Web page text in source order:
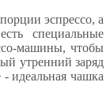
эспрессо, а
специальные
машины, чтобы
утренний заряд
идеальная чашка